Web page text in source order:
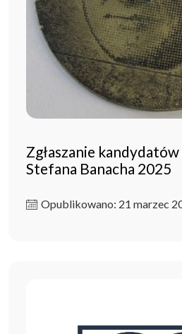
Zgłaszanie
Stefana Banacha 2025
Opublikowano: 21 marzec